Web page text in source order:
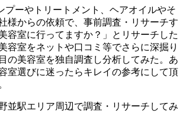
プーやトリートメント、ヘアオイルやそ
様からの依頼で、事前調査・リサーチす
容室に行ってますか？」とリサーチした
容室をネットや口コミ等でさらに深掘り
の美容室を独自調査し分析してみた。あ
室選びに迷ったらキレイの参考にして頂
並駅エリア周辺で調査・リサーチしてみ